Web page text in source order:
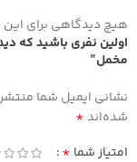
هیچ دیدگاهی برای
اولین نفری باشید که
مخمل”
نشانی ایمیل شما
شده‌اند*
امتیاز شما *